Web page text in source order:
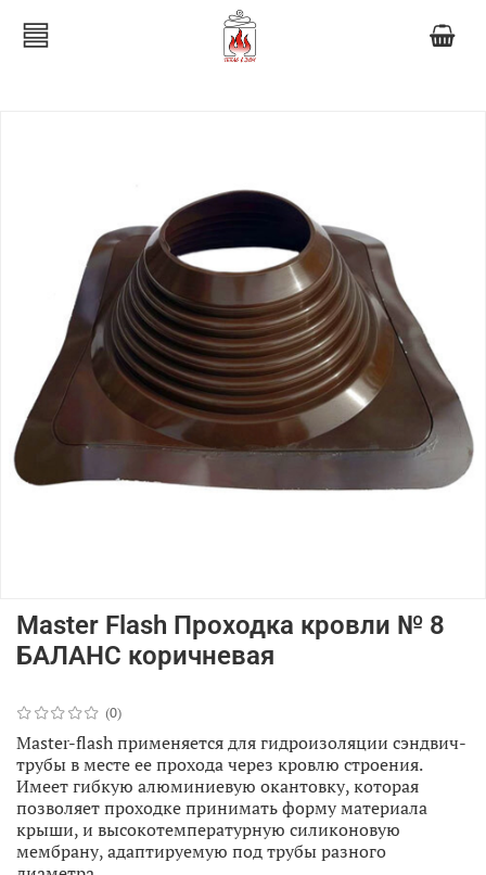
(0)
Master Flash Проходка кровли № 8
БАЛАНС коричневая
Master-flash применяется для гидроизоляции сэндвич-
трубы в месте ее прохода через кровлю строения.
Имеет гибкую алюминиевую окантовку, которая
позволяет проходке принимать форму материала
крыши, и высокотемпературную силиконовую
мембрану, адаптируемую под трубы разного